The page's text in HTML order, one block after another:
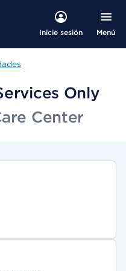
Inicie sesión Menú
Only
Center